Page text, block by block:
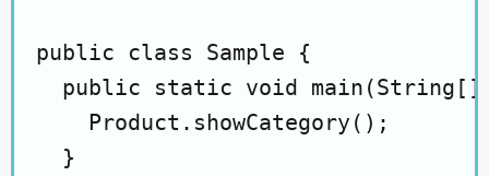
public class Sample {
public static void main(String[]
    Product.showCategory();
  }